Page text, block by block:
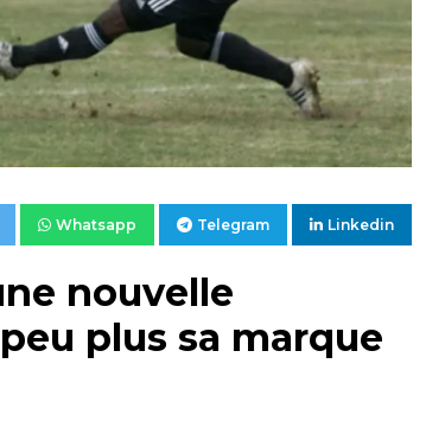
Whatsapp Telegram Linkedin
nouvelle
plus sa marque